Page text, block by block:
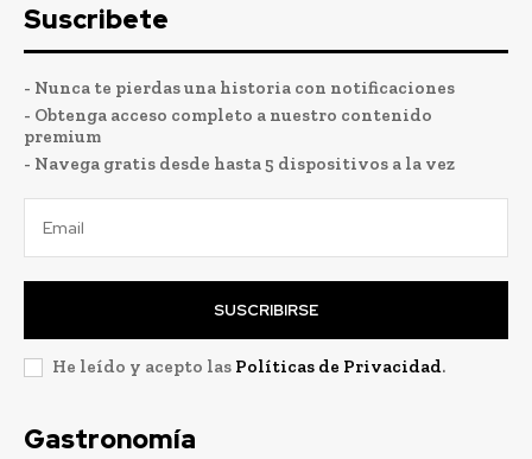
Suscribete
- Nunca te pierdas una historia con notificaciones
- Obtenga acceso completo a nuestro contenido
premium
- Navega gratis desde hasta 5 dispositivos a la vez
SUSCRIBIRSE
He leído y acepto las Políticas de Privacidad.
Gastronomía